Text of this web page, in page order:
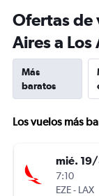
Ofertas de
Aires a Los
Más
baratos
Los vuelos más
mié.
7:10
EZE- LAX